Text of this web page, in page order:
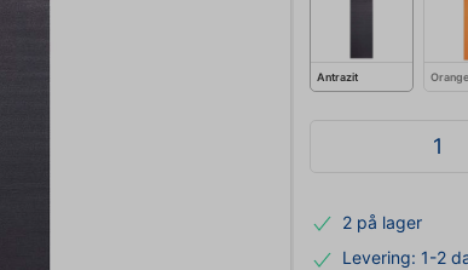
Antrazit Orange
2 på lager
Levering: 1-2